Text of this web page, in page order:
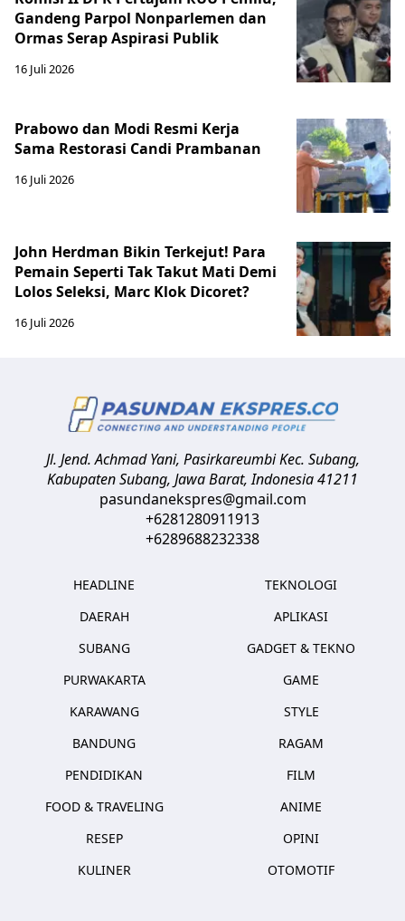
Gandeng Parpol Nonparlemen dan
Ormas Serap Aspirasi Publik
16 Juli 2026
Prabowo dan Modi Resmi Kerja
Sama Restorasi Candi Prambanan
16 Juli 2026
John Herdman Bikin Terkejut! Para
Pemain Seperti Tak Takut Mati Demi
Lolos Seleksi, Marc Klok Dicoret?
16 Juli 2026
Jl. Jend. Achmad Yani, Pasirkareumbi Kec. Subang,
Kabupaten Subang, Jawa Barat,Indonesia41211
pasundanekspres@gmail.com
+6281280911913
+6289688232338
HEADLINE
DAERAH
SUBANG
PURWAKARTA
KARAWANG
BANDUNG
PENDIDIKAN
FOOD & TRAVELING
RESEP
KULINER
TEKNOLOGI
APLIKASI
GADGET & TEKNO
GAME
STYLE
RAGAM
FILM
ANIME
OPINI
OTOMOTIF